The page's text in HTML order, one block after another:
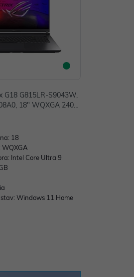
G18 G815LR-S9043W,
18" WQXGA 240H
GeForce RTX 5070
18
WQXGA
Intel Core Ultra 9
Windows 11 Home